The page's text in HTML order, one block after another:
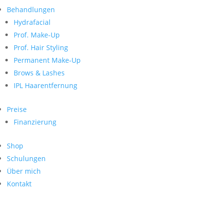
Behandlungen
Hydrafacial
Prof. Make-Up
Prof. Hair Styling
Permanent Make-Up
Brows & Lashes
IPL Haarentfernung
Preise
Finanzierung
Shop
Schulungen
Über mich
Kontakt
nach:
Neueste Kommentare
Archiv
Kategorien
Keine Kategorien
Meta
Anmelden
Feed der Einträge
WordPress.org
Search
nach:
Archive
Kontakt
Impressum
Datenschutz